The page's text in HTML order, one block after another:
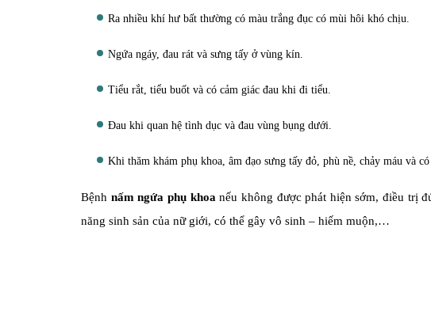
Ra nhiều khí hư bất thường có màu trắng đục có mùi hôi khó chịu.
Ngứa ngáy, đau rát và sưng tấy ở vùng kín.
Tiểu rắt, tiểu buốt và có cảm giác đau khi đi tiểu.
Đau khi quan hệ tình dục và đau vùng bụng dưới.
Khi thăm khám phụ khoa, âm đạo sưng tấy đỏ, phù nề, chảy máu và
Bệnh nấm ngứa phụ khoa nếu không được phát hiện sớm, điều trị
năng sinh sản của nữ giới, có thể gây vô sinh – hiếm muộn,…